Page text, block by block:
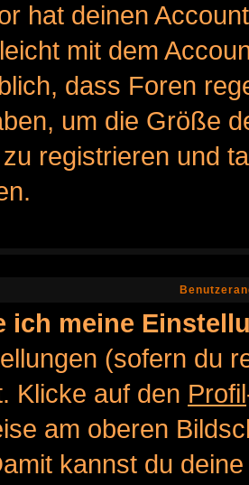
hat deinen
mit dem
dass Foren
um die Größe
registrieren und
ich meine
(sofern du
Klicke auf den Profil
am oberen
kannst du